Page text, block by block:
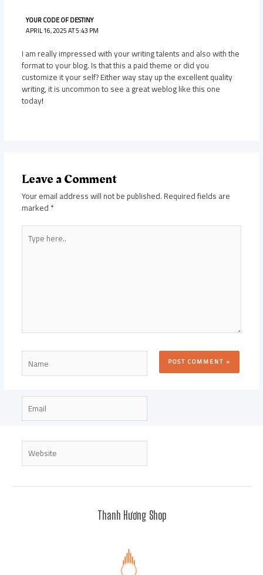
YOUR CODE OF DESTINY
APRIL 16, 2025 AT 5:43 PM
I am really impressed with your writing talents and also with the
format to your blog. Is that this a paid theme or did you
customize it your self? Either way stay up the excellent quality
writing, it is uncommon to see a great weblog like this one
today!
Leave a Comment
Your email address will not be published.Required fields are
marked*
Type
here..
Name
Email
Website
Thanh Hương Shop